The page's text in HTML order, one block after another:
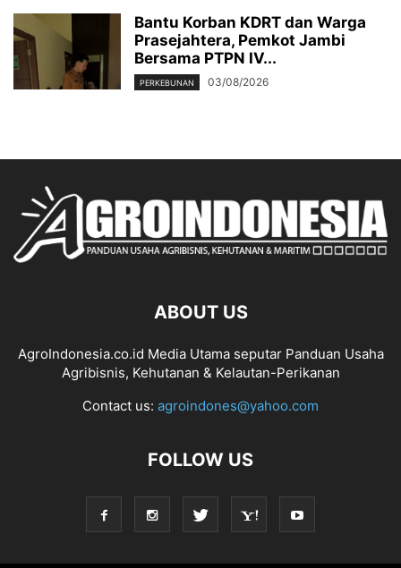
Bantu Korban KDRT dan Warga
Prasejahtera, Pemkot Jambi
Bersama PTPN IV...
PERKEBUNAN 03/08/2026
ABOUT US
AgroIndonesia.co.id Media Utama seputar Panduan Usaha
Agribisnis, Kehutanan & Kelautan-Perikanan
Contact us: agroindones@yahoo.com
FOLLOW US